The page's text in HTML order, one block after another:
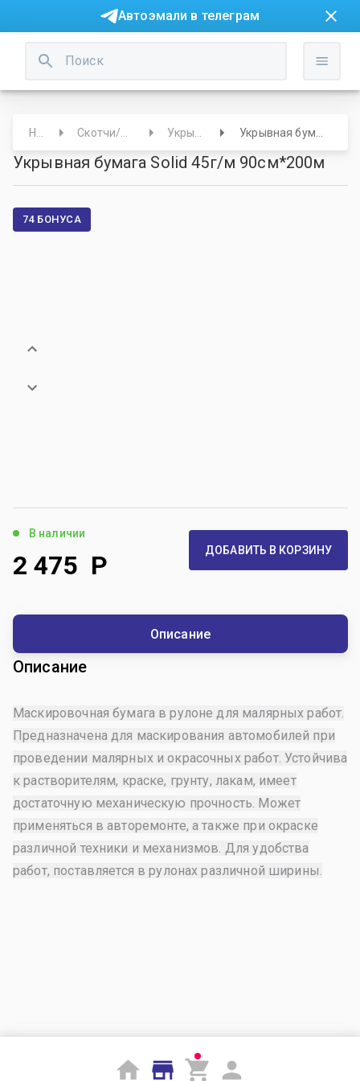
Автоэмали в телеграм
Укрывная бумага Solid 45г/м 90см*200м
74 БОНУСА
В наличии
2 475 Р ДОБАВИТЬ В КОРЗИНУ
Описание
Описание
Маскировочная бумага в рулоне для малярных работ.
Предназначена для маскирования автомобилей при
проведении малярных и окрасочных работ. Устойчива
к растворителям, краске, грунту, лакам, имеет
достаточную механическую прочность. Может
применяться в авторемонте, а также при окраске
различной техники и механизмов. Для удобства
работ, поставляется в рулонах различной ширины.